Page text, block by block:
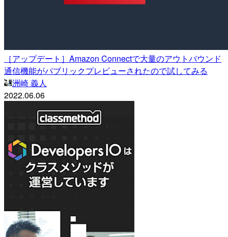
［アップデート］Amazon Connectで大量のアウトバウンド
通信機能がパブリックプレビューされたので試してみる
洲崎 義人
2022.06.06